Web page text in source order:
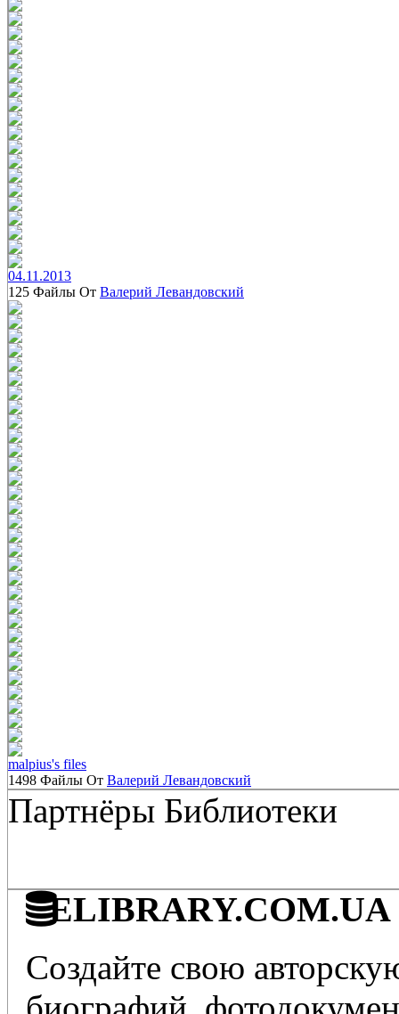
04.11.2013
125 Файлы От Валерий Левандовский
malpius's files
1498 Файлы От Валерий Левандовский
Партнёры Библиотеки
ELIBRARY.COM.UA
Создайте свою